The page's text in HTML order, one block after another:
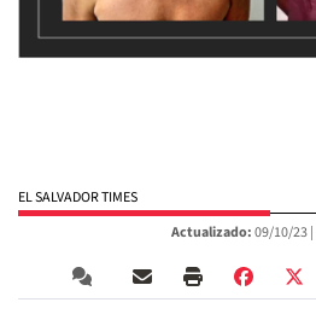
EL SALVADOR TIMES
Actualizado:09/10/23 |